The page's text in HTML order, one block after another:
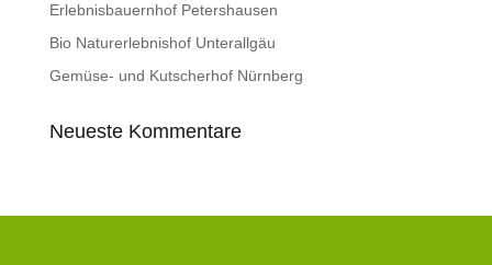
Erlebnisbauernhof Petershausen
Bio Naturerlebnishof Unterallgäu
Gemüse- und Kutscherhof Nürnberg
Neueste Kommentare